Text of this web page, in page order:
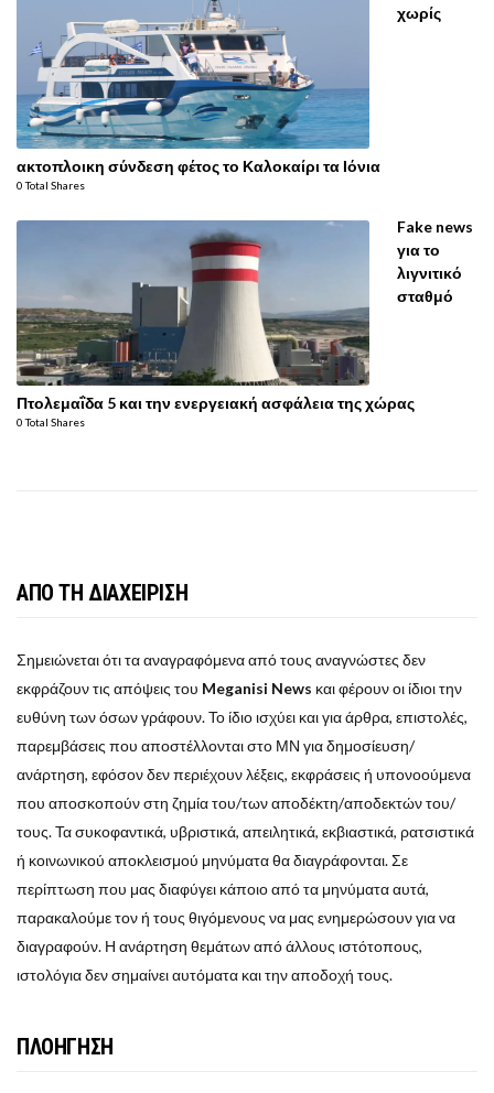
χωρίς
ακτοπλοικη σύνδεση φέτος το Καλοκαίρι τα Ιόνια
0 Total Shares
Fake news
για το
λιγνιτικό
σταθμό
Πτολεμαΐδα 5 και την ενεργειακή ασφάλεια της χώρας
0 Total Shares
ΑΠΟ ΤΗ ΔΙΑΧΕΙΡΙΣΗ
Σημειώνεται ότι τα αναγραφόμενα από τους αναγνώστες δεν
εκφράζουν τις απόψεις του Meganisi News και φέρουν οι ίδιοι την
ευθύνη των όσων γράφουν. Το ίδιο ισχύει και για άρθρα, επιστολές,
παρεμβάσεις που αποστέλλονται στο ΜΝ για δημοσίευση/
ανάρτηση, εφόσον δεν περιέχουν λέξεις, εκφράσεις ή υπονοούμενα
που αποσκοπούν στη ζημία του/των αποδέκτη/αποδεκτών του/
τους. Τα συκοφαντικά, υβριστικά, απειλητικά, εκβιαστικά, ρατσιστικά
ή κοινωνικού αποκλεισμού μηνύματα θα διαγράφονται. Σε
περίπτωση που μας διαφύγει κάποιο από τα μηνύματα αυτά,
παρακαλούμε τον ή τους θιγόμενους να μας ενημερώσουν για να
διαγραφούν. Η ανάρτηση θεμάτων από άλλους ιστότοπους,
ιστολόγια δεν σημαίνει αυτόματα και την αποδοχή τους.
ΠΛΟΗΓΗΣΗ